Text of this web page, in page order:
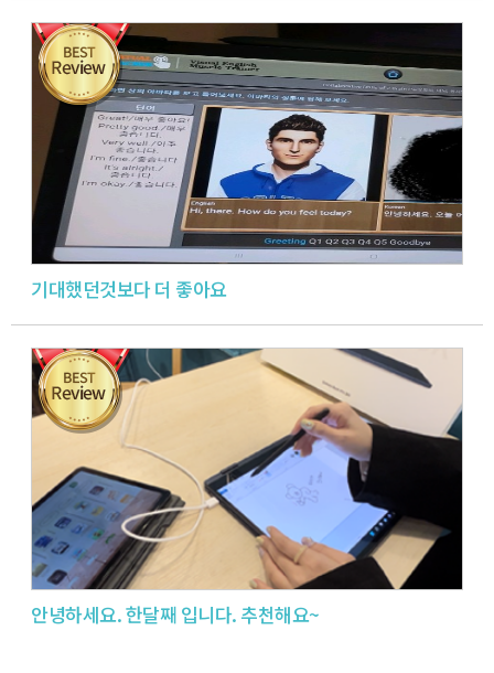
기대했던것보다 더 좋아요
안녕하세요. 한달째 입니다. 추천해요~